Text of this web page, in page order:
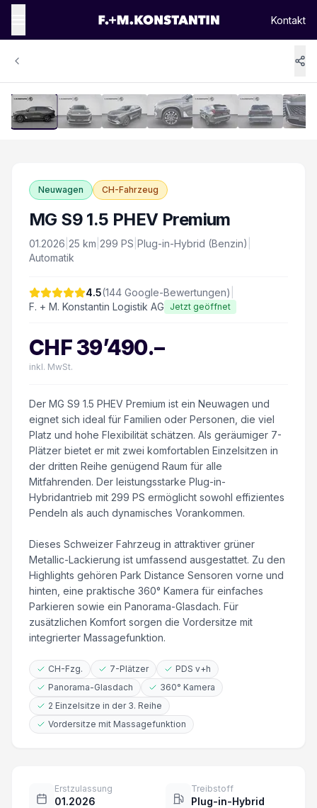
Kontakt
Neuwagen CH-Fahrzeug
MG S9 1.5 PHEV Premium
01.2026 25 km 299 PS Plug-in-Hybrid (Benzin)
Automatik
4.5(144 Google-Bewertungen)
F. + M. Konstantin Logistik AG
Jetzt geöffnet
CHF39’490.–
inkl. MwSt.
Der MG S9 1.5 PHEV Premium ist ein Neuwagen und
eignet sich ideal für Familien oder Personen, die viel
Platz und hohe Flexibilität schätzen. Als geräumiger 7-
Plätzer bietet er mit zwei komfortablen Einzelsitzen in
der dritten Reihe genügend Raum für alle
Mitfahrenden. Der leistungsstarke Plug-in-
Hybridantrieb mit 299 PS ermöglicht sowohl effizientes
Pendeln als auch dynamisches Vorankommen.
Dieses Schweizer Fahrzeug in attraktiver grüner
Metallic-Lackierung ist umfassend ausgestattet. Zu den
Highlights gehören Park Distance Sensoren vorne und
hinten, eine praktische 360° Kamera für einfaches
Parkieren sowie ein Panorama-Glasdach. Für
zusätzlichen Komfort sorgen die Vordersitze mit
integrierter Massagefunktion.
CH-Fzg. 7-Plätzer
PDS v+h
Panorama-Glasdach
360° Kamera
2 Einzelsitze in der 3. Reihe
Vordersitze mit Massagefunktion
Erstzulassung
01.2026
Treibstoff
Plug-in-Hybrid